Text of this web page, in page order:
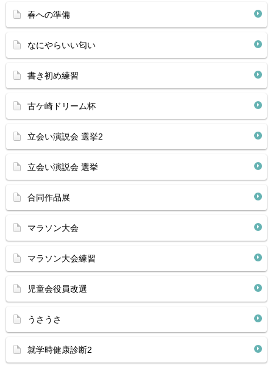
春への準備
なにやらいい匂い
書き初め練習
古ケ崎ドリーム杯
立会い演説会 選挙2
立会い演説会 選挙
合同作品展
マラソン大会
マラソン大会練習
児童会役員改選
うさうさ
就学時健康診断2